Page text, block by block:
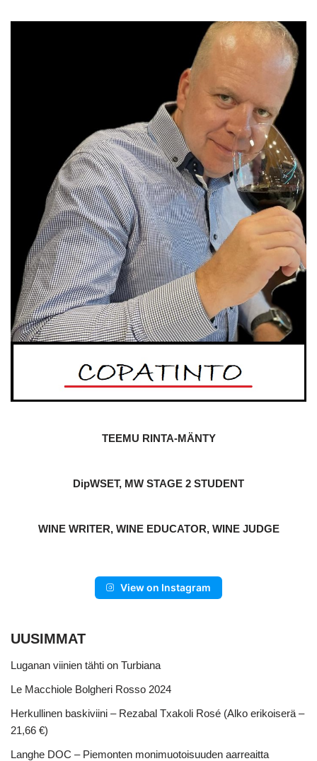
TEEMU RINTA-MÄNTY
DipWSET, MW STAGE 2 STUDENT
WINE WRITER, WINE EDUCATOR, WINE JUDGE
View on Instagram
UUSIMMAT
Luganan viinien tähti on Turbiana
Le Macchiole Bolgheri Rosso 2024
Herkullinen baskiviini – Rezabal Txakoli Rosé (Alko erikoiserä –
21,66 €)
Langhe DOC – Piemonten monimuotoisuuden aarreaitta